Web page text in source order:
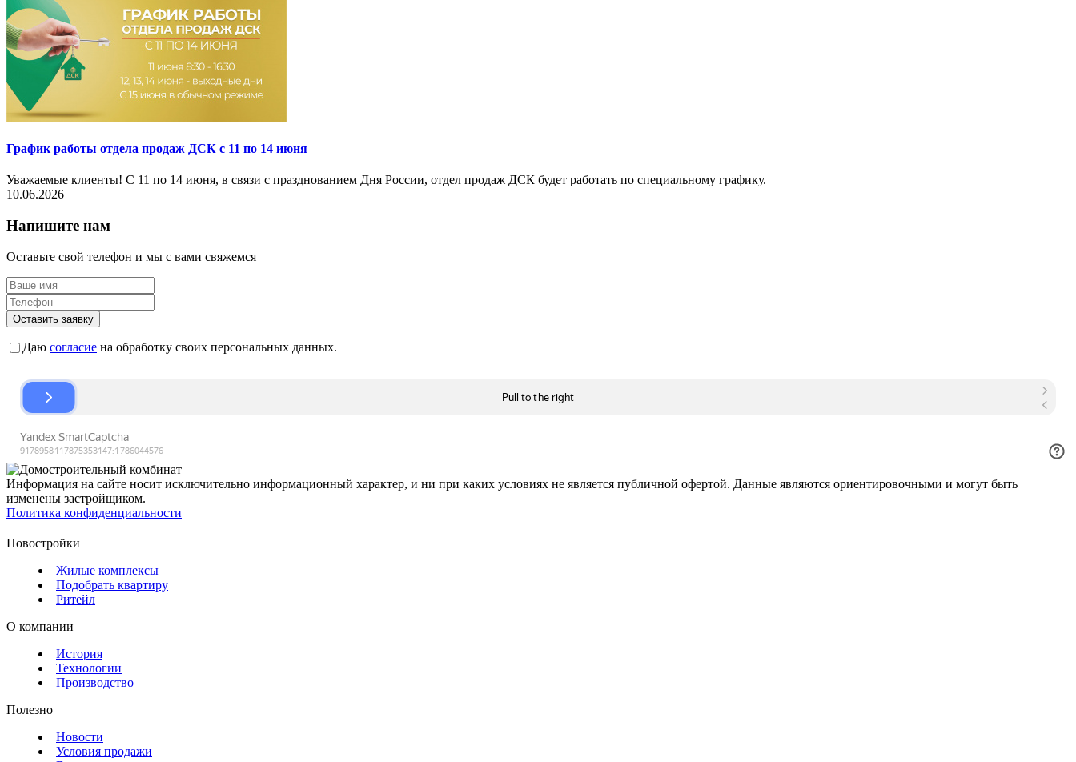
График работы отдела продаж ДСК с 11 по 14 июня
Уважаемые клиенты! С 11 по 14 июня, в связи с празднованием Дня России, отдел продаж ДСК будет работать по специальному графику.
10.06.2026
Напишите нам
Оставьте свой телефон и мы с вами свяжемся
Оставить заявку
Даю согласие на обработку своих персональных данных.
Информация на сайте носит исключительно информационный характер, и ни при каких условиях не является публичной офертой. Данные являются ориентировочными и могут быть
изменены застройщиком.
Политика конфиденциальности
Новостройки
Жилые комплексы
Подобрать квартиру
Ритейл
О компании
История
Технологии
Производство
Полезно
Новости
Условия продажи